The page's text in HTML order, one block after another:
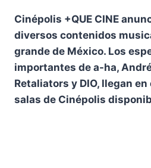
Cinépolis +QUE CINE
diversos contenidos
grande de México. Los
importantes de a-ha,
Retaliators y DIO, llegan
salas de Cinépolis